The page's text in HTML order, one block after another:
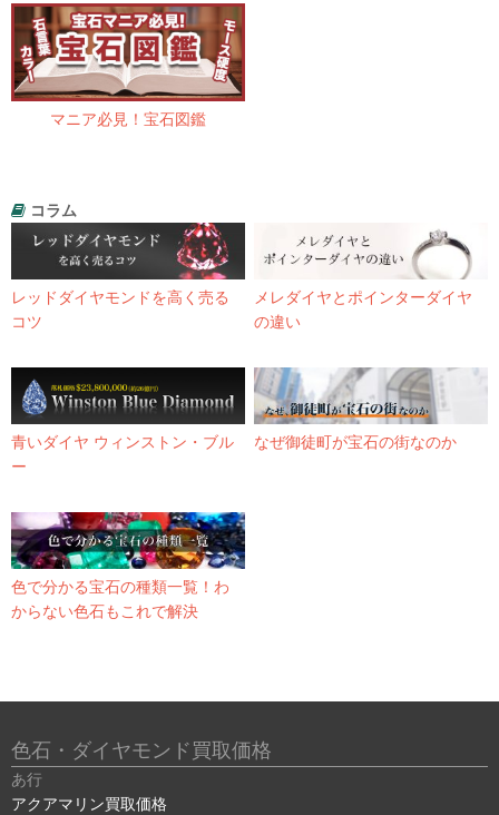
マニア必見！宝石図鑑
コラム
レッドダイヤモンドを高く売る
コツ
メレダイヤとポインターダイヤ
の違い
青いダイヤ ウィンストン・ブル
ー
なぜ御徒町が宝石の街なのか
色で分かる宝石の種類一覧！わ
からない色石もこれで解決
色石・ダイヤモンド買取価格
あ行
アクアマリン買取価格